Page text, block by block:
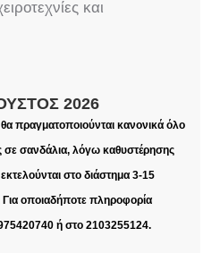
και
2026
πραγματοποιούνται κανονικά όλο
σε σανδάλια, λόγω καθυστέρησης
στο διάστημα 3-15
οποιαδήποτε πληροφορία
ή στο 2103255124.